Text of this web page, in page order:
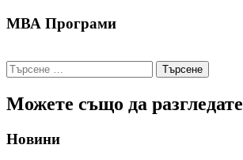
МВА Програми
Търсене
за:
Можете също да разгледате
Новини